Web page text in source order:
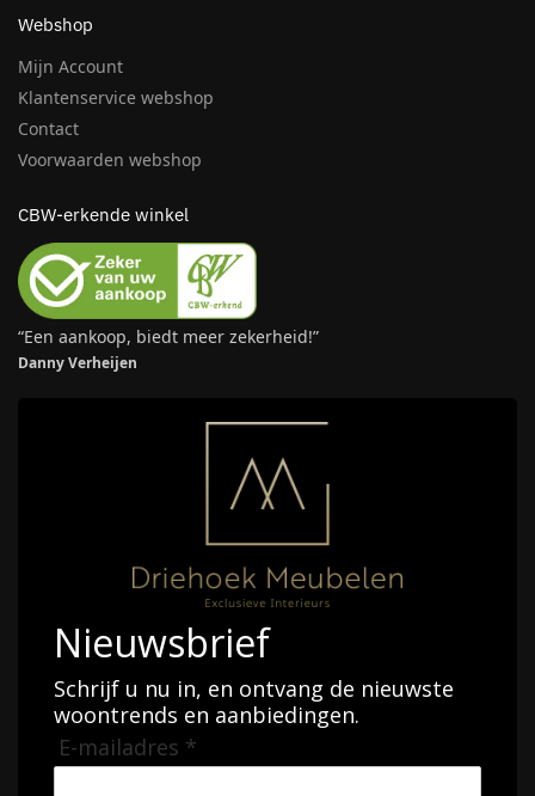
Webshop
Mijn Account
Klantenservice webshop
Contact
Voorwaarden webshop
CBW-erkende winkel
“Een aankoop, biedt meer zekerheid!”
Danny Verheijen
Nieuwsbrief
Schrijf u nu in, en ontvang de nieuwste
woontrends en aanbiedingen.
E-mailadres *